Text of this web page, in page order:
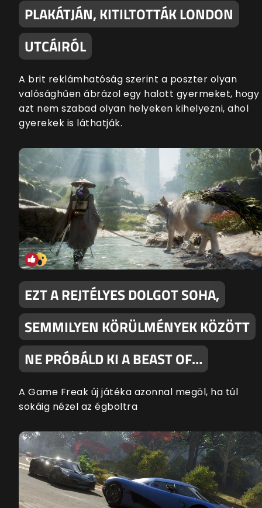
PLAKÁTJÁN, KITILTOTTÁK LONDON
UTCÁIRÓL
A brit reklámhatóság szerint a poszter olyan
valósághűen ábrázol egy halott gyermeket, hogy
azt nem szabad olyan helyeken kihelyezni, ahol
gyerekek is láthatják.
EZT A REJTÉLYES DOLGOT SOHA,
SEMMILYEN KÖRÜLMÉNYEK KÖZÖTT
NE PRÓBÁLD KI A BEAST OF…
A Game Freak új játéka azonnal megöl, ha túl
sokáig nézel az égboltra